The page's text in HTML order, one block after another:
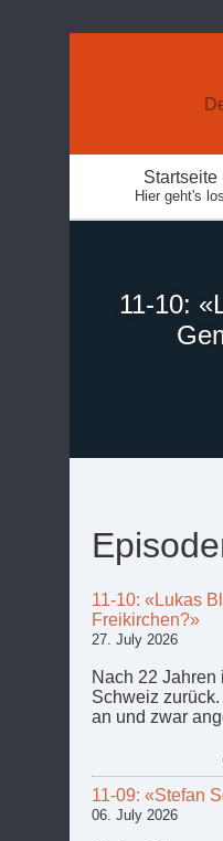
Startseite
Hier geht's los
11-10:
11-10: «Lukas
Freikirchen?»
27. July 2026
Nach 22
Schweiz
an und zwar
11-09: «Stefan
06. July 2026